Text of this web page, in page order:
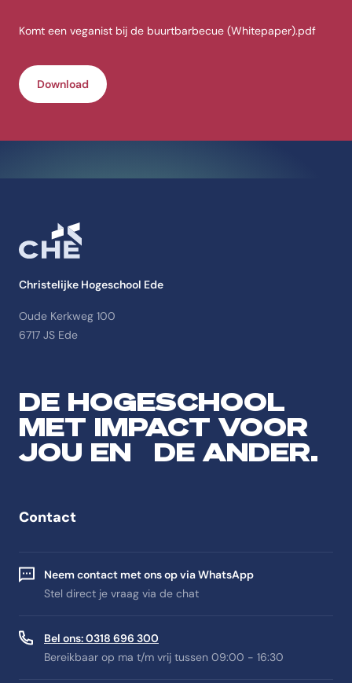
Komt een veganist bij de buurtbarbecue (Whitepaper).pdf
Download
Christelijke Hogeschool Ede
Oude Kerkweg 100
6717 JS Ede
DE HOGESCHOOL
MET IMPACT VOOR
JOU EN DE ANDER.
Contact
Neem contact met ons op via WhatsApp
Stel direct je vraag via de chat
Bel ons: 0318 696 300
Bereikbaar op ma t/m vrij tussen 09:00 - 16:30